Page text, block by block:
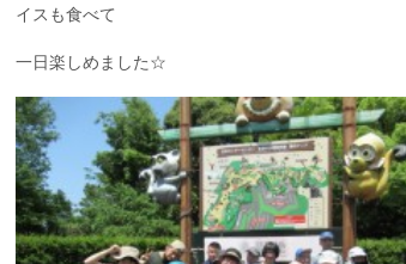
イスも食べて
一日楽しめました☆